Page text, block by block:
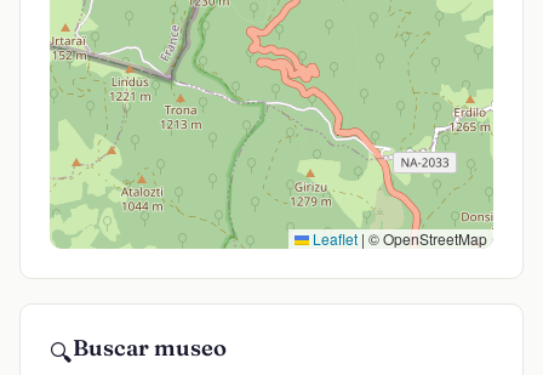
Leaflet | © OpenStreetMap
🔍Buscar museo